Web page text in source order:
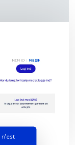
n'est